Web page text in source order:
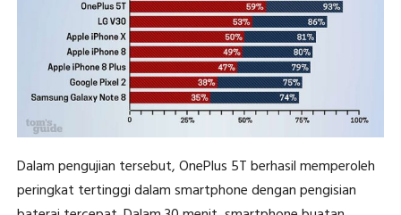
Dalam pengujian tersebut, OnePlus 5T berhasil memperoleh
peringkat tertinggi dalam smartphone dengan pengisian